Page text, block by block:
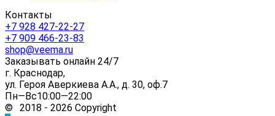
Контакты
+7 928 427-22-27
+7 909 466-23-83
shop@veema.ru
Заказывать онлайн 24/7
г. Краснодар,
ул. Героя Аверкиева А.А., д. 30, оф.7
Пн—Вс10:00—22:00
© 2018 - 2026 Copyright